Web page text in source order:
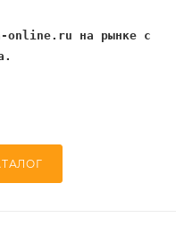
online.ru на рынке с